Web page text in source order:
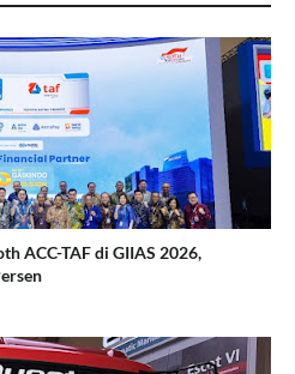
ACC-TAF di GIIAS 2026,